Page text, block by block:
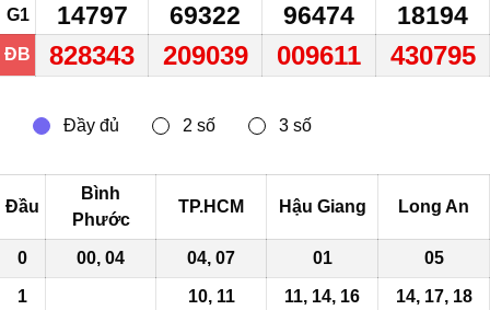
G1 14797 69322 96474 18194
ĐB 828343 209039 009611 430795
Đầu
Bình
Phước
TP.HCM Hậu Giang Long An
0 00, 04 04, 07 01 05
1 10, 11 11, 14, 16 14, 17, 18